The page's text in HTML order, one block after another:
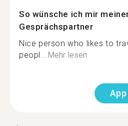
So wünsche ich mir
Gesprächspartner
Nice person who likes to
peopl...Mehr lesen